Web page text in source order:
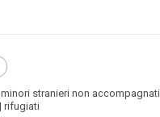
minori stranieri non accompagnati
rifugiati